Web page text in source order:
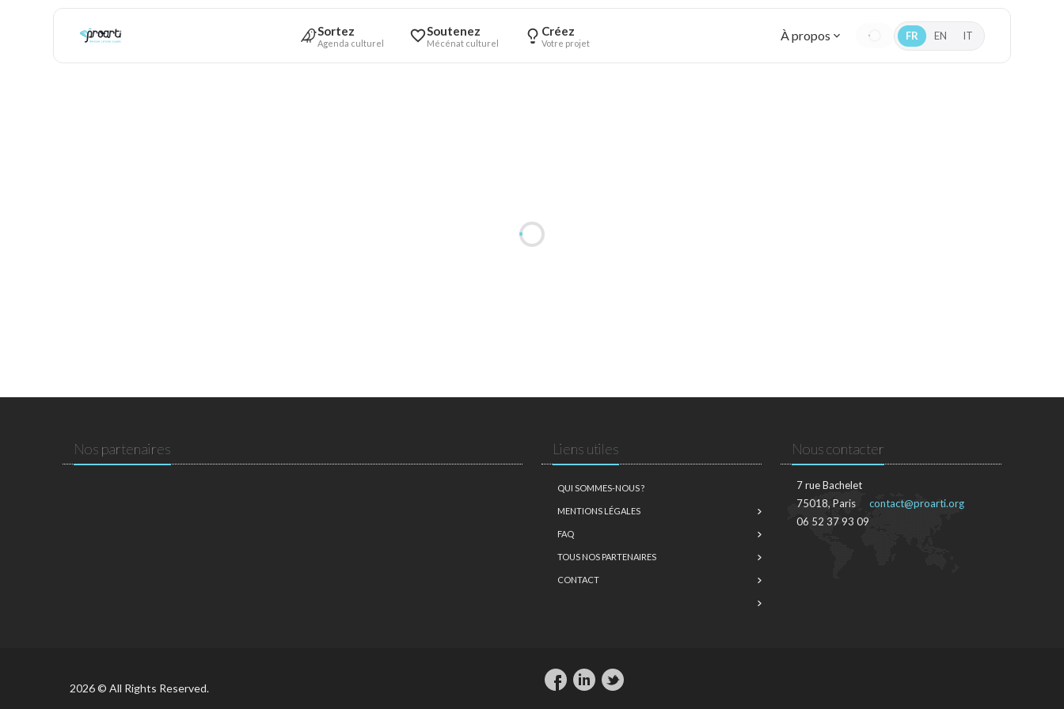
Sortez
Agenda culturel
Soutenez
Mécénat culturel
Créez
Votre projet À propos FR EN IT
Nos partenaires Liens utiles
QUI SOMMES-NOUS ?
MENTIONS LÉGALES
FAQ
TOUS NOS PARTENAIRES
CONTACT
Nous contacter
7 rue Bachelet
75018, Paris
06 52 37 93 09
contact@proarti.org
2026 © All Rights Reserved.